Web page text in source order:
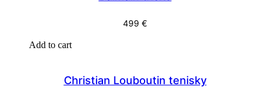
499 €
Add to cart
Christian Louboutin tenisky